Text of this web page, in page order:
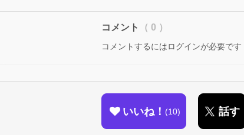
コメント （ 0 ）
コメントするにはログインが必要です
いいね！ 10 話す